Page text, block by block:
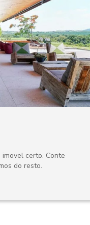
certo. Conte
do resto.